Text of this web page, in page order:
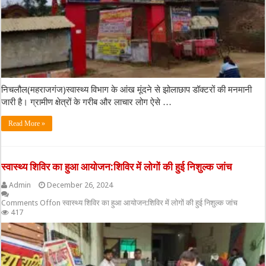
निचलौल(महराजगंज)स्वास्थ्य विभाग के आंख मूंदने से झोलाछाप डॉक्टरों की मनमानी
जारी है। ग्रामीण क्षेत्रों के गरीब और लाचार लोग ऐसे …
Read More »
स्वास्थ्य शिविर का हुआ आयोजन:शिविर में लोगों की हुई निशुल्क जांच
Admin
December 26, 2024
Comments Offon स्वास्थ्य शिविर का हुआ आयोजन:शिविर में लोगों की हुई निशुल्क जांच
417